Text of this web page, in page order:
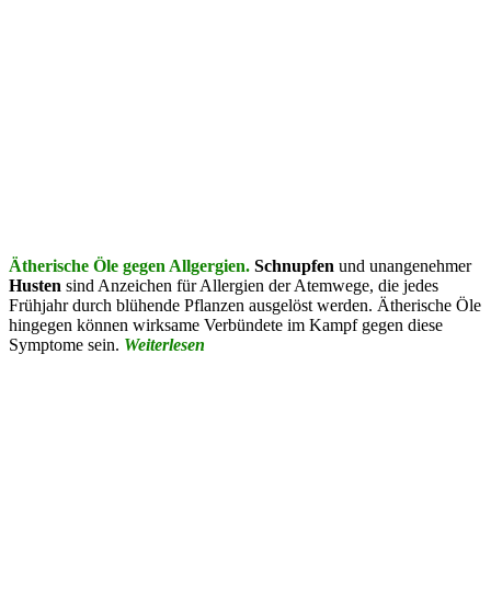
Ätherische Öle gegen Allgergien. Schnupfen und unangenehmer
Husten sind Anzeichen für Allergien der Atemwege, die jedes
Frühjahr durch blühende Pflanzen ausgelöst werden. Ätherische Öle
hingegen können wirksame Verbündete im Kampf gegen diese
Symptome sein. Weiterlesen